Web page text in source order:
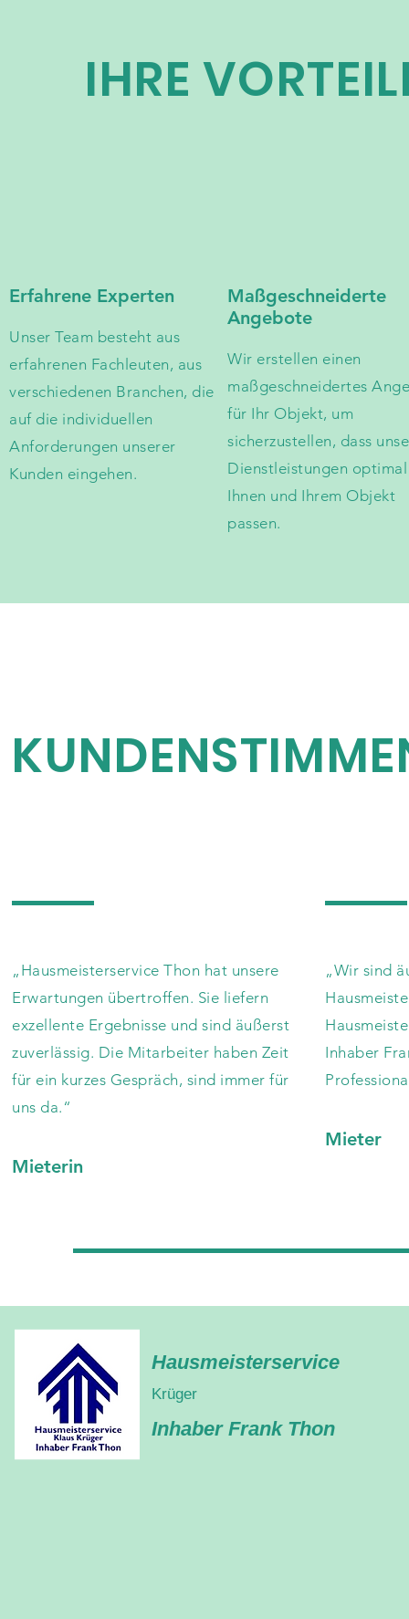
IHRE
Erfahrene Experten
Unser Team besteht aus
erfahrenen Fachleuten, aus
verschiedenen Branchen, die
auf die individuellen
Anforderungen unserer
Kunden eingehen.
Maßgeschneiderte
Angebote
Wir erstellen einen
maßgeschneidertes
für Ihr Objekt, um
sicherzustellen, dass
Dienstleistungen optimal
Ihnen und Ihrem Objekt
passen.
„Hausmeisterservice Thon hat unsere
Erwartungen übertroffen. Sie liefern
exzellente Ergebnisse und sind äußerst
zuverlässig. Die Mitarbeiter haben Zeit
für ein kurzes Gespräch, sind immer für
uns da.“
​Mieterin
„Wir sind
Inhaber
Mieter
Hausmeisterservice
Krüger
​Inhaber Frank Thon